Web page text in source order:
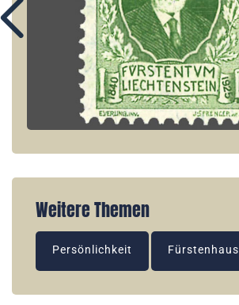
Weitere Themen
Persönlichkeit Fürstenhaus